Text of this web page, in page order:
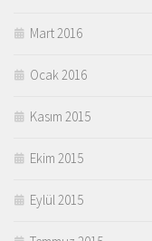
Mart 2016
Ocak 2016
Kasım 2015
Ekim 2015
Eylül 2015